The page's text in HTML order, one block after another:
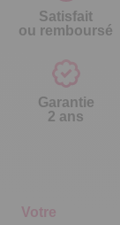
Satisfait
ou remboursé
Garantie
2 ans
Votre